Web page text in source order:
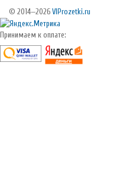
© 2014—2026 VIProzetki.ru
Принимаем к оплате: